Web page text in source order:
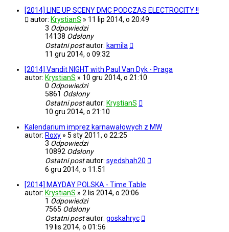
[2014] LINE UP SCENY DMC PODCZAS ELECTROCITY !!
autor: KrystianS » 11 lip 2014, o 20:49
3 Odpowiedzi
14138 Odsłony
Ostatni postautor: kamila
11 gru 2014, o 09:32
[2014] Vandit NIGHT with Paul Van Dyk - Praga
autor: KrystianS » 10 gru 2014, o 21:10
0 Odpowiedzi
5861 Odsłony
Ostatni postautor: KrystianS
10 gru 2014, o 21:10
Kalendarium imprez karnawałowych z MW
autor: Roxy » 5 sty 2011, o 22:25
3 Odpowiedzi
10892 Odsłony
Ostatni postautor: syedshah20
6 gru 2014, o 11:51
[2014] MAYDAY POLSKA - Time Table
autor: KrystianS » 2 lis 2014, o 20:06
1 Odpowiedzi
7565 Odsłony
Ostatni postautor: goskahryc
19 lis 2014, o 01:56